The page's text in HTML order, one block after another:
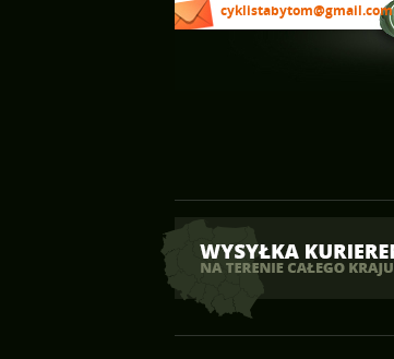
cyklistabytom@gmail.com